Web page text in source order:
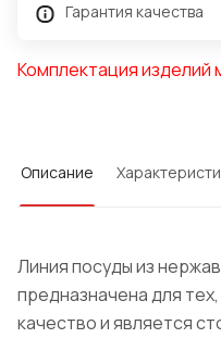
Гарантия качества
Комплектация
Описание
Линия посуды из
предназначена для
качество и является